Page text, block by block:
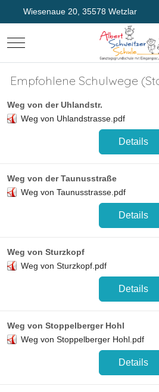
Wiesenaue 20, 35578 Wetzlar
Mobile Menu Toggle
Empfohlene Schulwege
Weg von der Uhlandstr.
Weg von Uhlandstrasse.pdf
Details
Weg von der Taunusstraße
Weg von Taunusstrasse.pdf
Details
Weg von Sturzkopf
Weg von Sturzkopf.pdf
Details
Weg von Stoppelberger Hohl
Weg von Stoppelberger Hohl.pdf
Details